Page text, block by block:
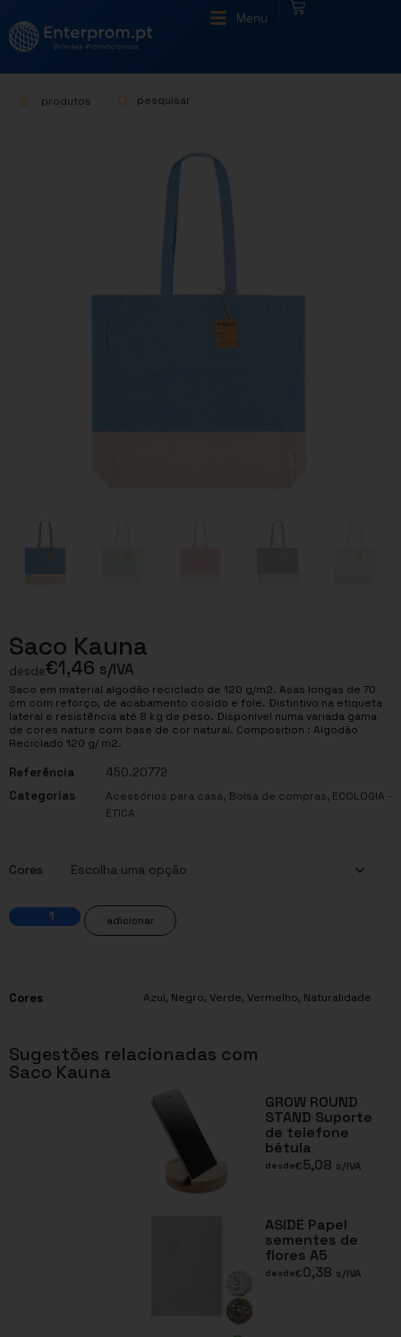
Menu
produtos
Saco Kauna
desde€1,46 s/IVA
Saco em material algodão reciclado de 120 g/m2. Asas longas de 70
cm com reforço, de acabamento cosido e fole. Distintivo na etiqueta
lateral e resistência até 8 kg de peso. Disponível numa variada gama
de cores nature com base de cor natural. Composition : Algodão
Reciclado 120 g/ m2.
Referência
450.20772
Categorias
Acessórios para casa, Bolsa de compras, ECOLOGIA -
ÉTICA
Cores
adicionar
Cores Azul, Negro, Verde, Vermelho, Naturalidade
Sugestões relacionadas com
Saco Kauna
GROW ROUND
STAND Suporte
de telefone
bétula
desde€5,08 s/IVA
ASIDE Papel
sementes de
flores A5
desde€0,38 s/IVA